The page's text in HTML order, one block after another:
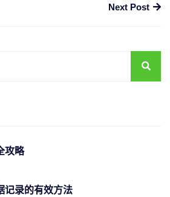
Next Post
攻略
记录的有效方法